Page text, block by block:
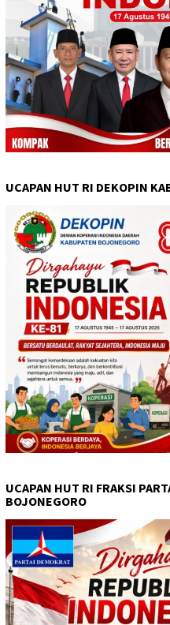
UCAPAN HUT RI DEKOPIN
UCAPAN HUT RI FRAKSI
BOJONEGORO